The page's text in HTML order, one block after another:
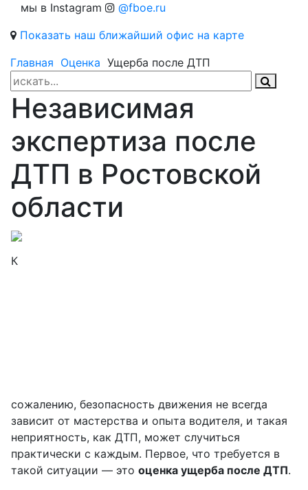
мы в Instagram
@fboe.ru
Показать наш ближайший офис на карте
Главная Оценка Ущерба после ДТП
Независимая
экспертиза после
ДТП в Ростовской
области
К
сожалению, безопасность движения не всегда
зависит от мастерства и опыта водителя, и такая
неприятность, как ДТП, может случиться
практически с каждым. Первое, что требуется в
такой ситуации — это оценка ущерба после ДТП.